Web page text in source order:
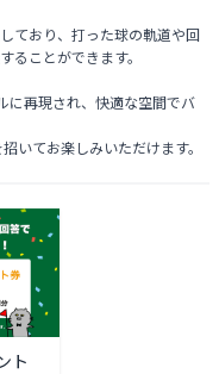
ており、打った球の軌道や回
ることができます。
に再現され、快適な空間でバ
ト